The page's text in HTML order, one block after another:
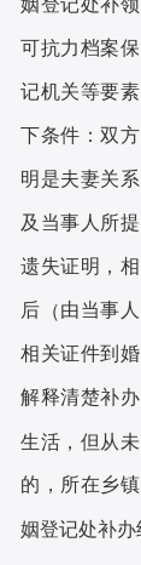
姻登记处补领
可抗力档案
记机关等要
下条件 ：双
明是夫妻关
及当事人所
遗失证明，
后 （由当事
相关证件到
解释清楚补
生活，但从
的，所在乡镇
姻登记处补办